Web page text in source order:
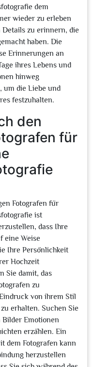
dem
wieder zu erleben
zu erinnern, die
haben. Die
Erinnerungen an
ihres Lebens und
hinweg
um die Liebe und
festzuhalten.
den
für
Fotografen für
ist
dass Ihre
eine Weise
Ihre Persönlichkeit
Hochzeit
Sie damit, das
zu
von ihrem Stil
erhalten. Suchen Sie
Bilder Emotionen
erzählen. Ein
dem Fotografen kann
herzustellen